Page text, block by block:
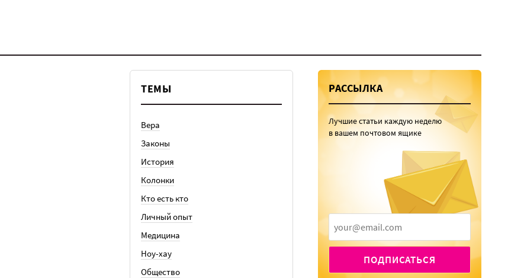
ТЕМЫ
Вера
Законы
История
Колонки
Кто есть кто
Личный опыт
Медицина
Ноу-хау
Общество
РАССЫЛКА
Лучшие статьи каждую неделю
в вашем почтовом ящике
ПОДПИСАТЬСЯ